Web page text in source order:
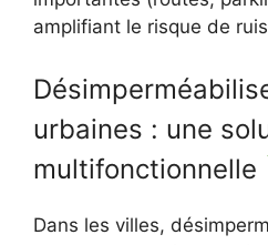
amplifiant le risque de
urbaines : une
multifonctionnelle
Dans les villes,